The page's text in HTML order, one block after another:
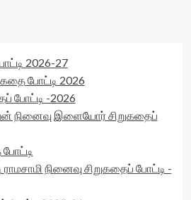
2026-27
போட்டி 2026
போட்டி -2026
இளையோர் சிறுகதைப்
நினைவு சிறுகதைப் போட்டி -